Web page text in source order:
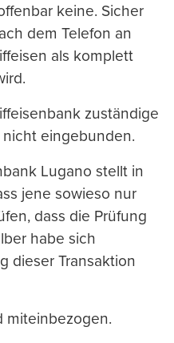
keine. Sicher
dem Telefon an
als komplett
zuständige
eingebunden.
Lugano stellt in
jene sowieso nur
dass die Prüfung
habe sich
dieser Transaktion
miteinbezogen.